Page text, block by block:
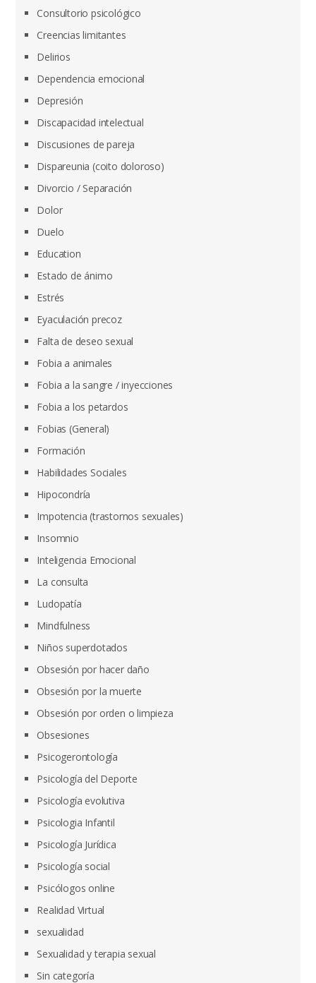
Consultorio psicológico
Creencias limitantes
Delirios
Dependencia emocional
Depresión
Discapacidad intelectual
Discusiones de pareja
Dispareunia (coito doloroso)
Divorcio / Separación
Dolor
Duelo
Education
Estado de ánimo
Estrés
Eyaculación precoz
Falta de deseo sexual
Fobia a animales
Fobia a la sangre / inyecciones
Fobia a los petardos
Fobias (General)
Formación
Habilidades Sociales
Hipocondría
Impotencia (trastornos sexuales)
Insomnio
Inteligencia Emocional
La consulta
Ludopatía
Mindfulness
Niños superdotados
Obsesión por hacer daño
Obsesión por la muerte
Obsesión por orden o limpieza
Obsesiones
Psicogerontología
Psicología del Deporte
Psicología evolutiva
Psicologia Infantil
Psicología Jurídica
Psicología social
Psicólogos online
Realidad Virtual
sexualidad
Sexualidad y terapia sexual
Sin categoría